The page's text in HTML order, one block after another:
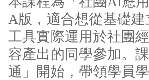
A版，適合想從基礎
工具實際運用於社團
容產出的同學參加。
通」開始，帶領學員